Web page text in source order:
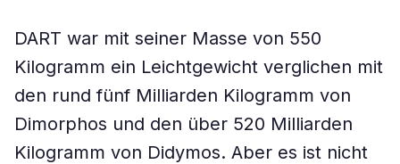
DART war mit seiner Masse von 550
Kilogramm ein Leichtgewicht verglichen mit
den rund fünf Milliarden Kilogramm von
Dimorphos und den über 520 Milliarden
Kilogramm von Didymos. Aber es ist nicht